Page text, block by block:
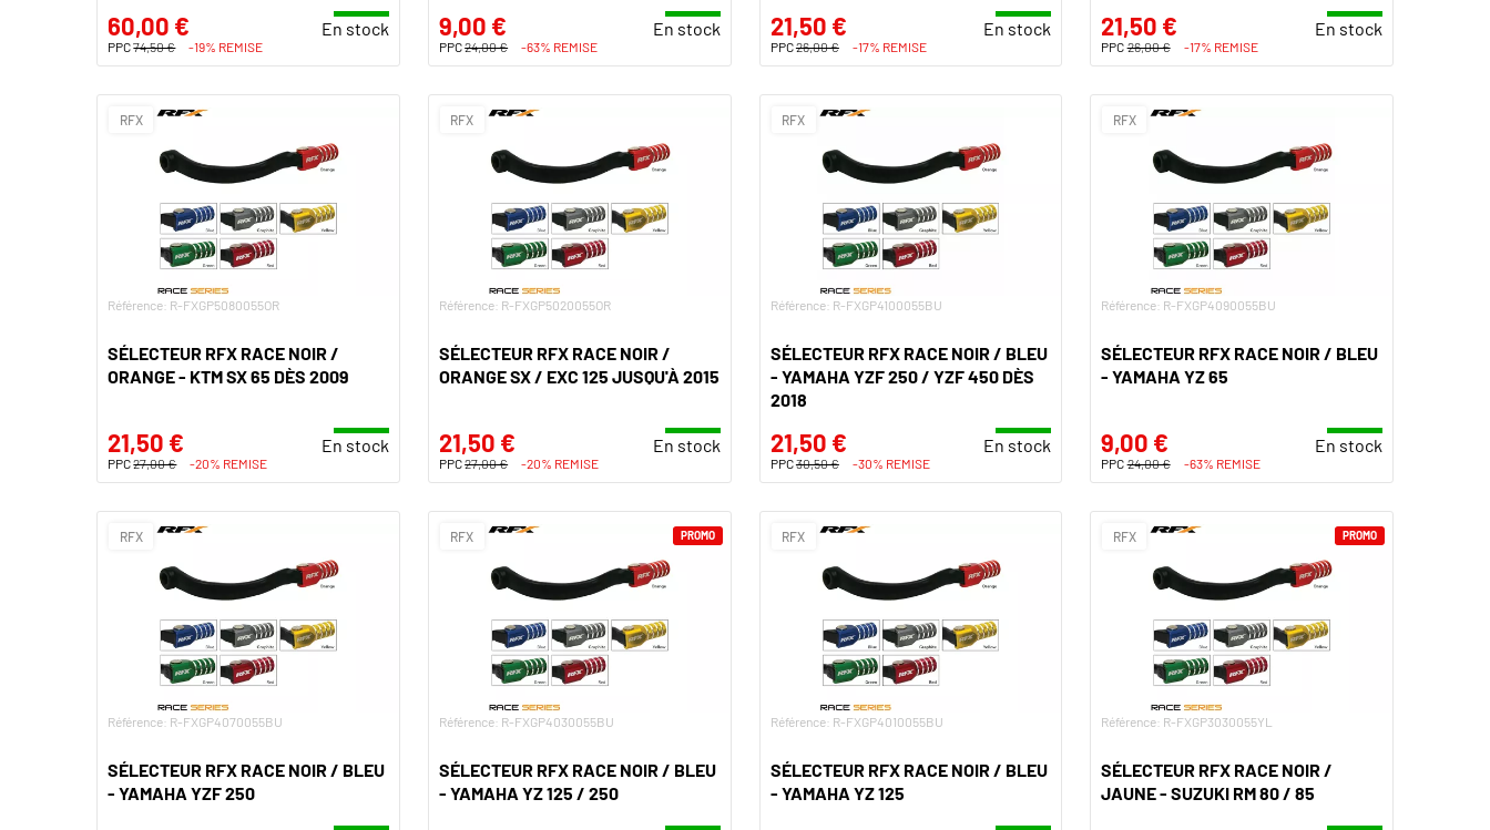
60,00 € En stock
PPC74,50 € -19% REMISE
9,00 € En stock
PPC24,00 € -63% REMISE
21,50 € En stock
PPC26,00 € -17% REMISE
21,50 € En stock
PPC26,00 € -17% REMISE
RFX
Référence: R-FXGP5080055OR
SÉLECTEUR RFX RACE NOIR /
ORANGE - KTM SX 65 DÈS 2009
21,50 € En stock
PPC27,00 € -20% REMISE
RFX
Référence: R-FXGP5020055OR
SÉLECTEUR RFX RACE NOIR /
ORANGE SX / EXC 125 JUSQU'À 2015
21,50 € En stock
PPC27,00 € -20% REMISE
RFX
Référence: R-FXGP4100055BU
SÉLECTEUR RFX RACE NOIR / BLEU
- YAMAHA YZF 250 / YZF 450 DÈS
2018
21,50 € En stock
PPC30,50 € -30% REMISE
RFX
Référence: R-FXGP4090055BU
SÉLECTEUR RFX RACE NOIR / BLEU
- YAMAHA YZ 65
9,00 € En stock
PPC24,00 € -63% REMISE
RFX
Référence: R-FXGP4070055BU
SÉLECTEUR RFX RACE NOIR / BLEU
- YAMAHA YZF 250
RFX
Référence: R-FXGP4030055BU
SÉLECTEUR RFX RACE NOIR / BLEU
- YAMAHA YZ 125 / 250
PROMO RFX
Référence: R-FXGP4010055BU
SÉLECTEUR RFX RACE NOIR / BLEU
- YAMAHA YZ 125
RFX
Référence: R-FXGP3030055YL
SÉLECTEUR RFX RACE NOIR /
JAUNE - SUZUKI RM 80 / 85
PROMO